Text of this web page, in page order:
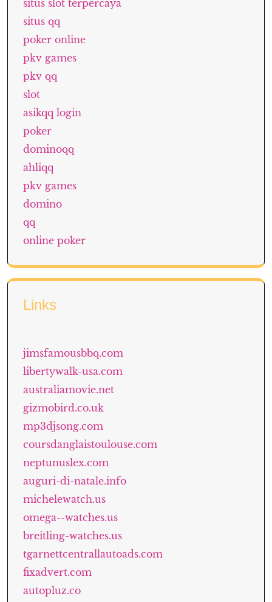
situs slot terpercaya
situs qq
poker online
pkv games
pkv qq
slot
asikqq login
poker
dominoqq
ahliqq
pkv games
domino
qq
online poker
Links
jimsfamousbbq.com
libertywalk-usa.com
australiamovie.net
gizmobird.co.uk
mp3djsong.com
coursdanglaistoulouse.com
neptunuslex.com
auguri-di-natale.info
michelewatch.us
omega--watches.us
breitling-watches.us
tgarnettcentrallautoads.com
fixadvert.com
autopluz.co